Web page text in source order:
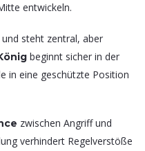
entwickeln.
steht zentral, aber
beginnt sicher in der
in eine geschützte Position
zwischen Angriff und
verhindert Regelverstöße